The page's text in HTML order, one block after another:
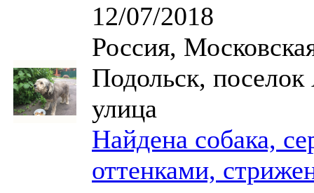
12/07/2018
Россия,
Подольск,
улица
Найдена собака,
оттенками,